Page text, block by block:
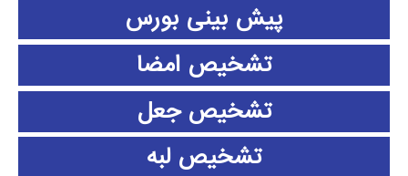
پیش بینی بورس
تشخیص امضا
تشخیص جعل
تشخیص لبه